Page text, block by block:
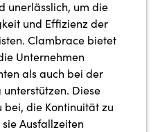
unerlässlich, um die
und Effizienz der
Clambrace bietet
Unternehmen
als auch bei der
Diese
die Kontinuität zu
Ausfallzeiten